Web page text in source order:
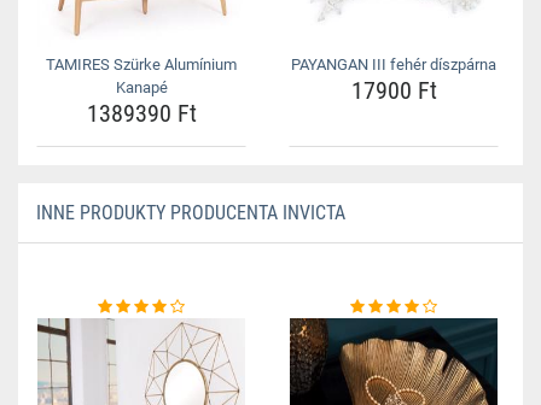
TAMIRES Szürke Alumínium
Kanapé
1389390 Ft
PAYANGAN III fehér díszpárna
17900 Ft
INNE PRODUKTY PRODUCENTA INVICTA